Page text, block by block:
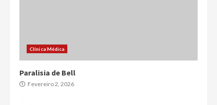
Clínica Médica
Paralisia de Bell
Fevereiro 2, 2026